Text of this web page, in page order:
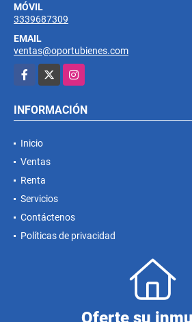
MÓVIL
3339687309
EMAIL
ventas@oportubienes.com
Facebook
Instagram
INFORMACIÓN
Inicio
Ventas
Renta
Servicios
Contáctenos
Políticas de privacidad
Oferte su